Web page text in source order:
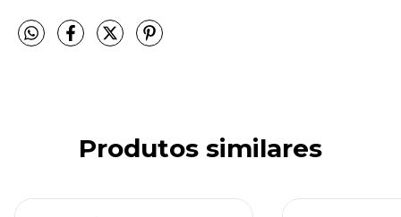
Produtos similares